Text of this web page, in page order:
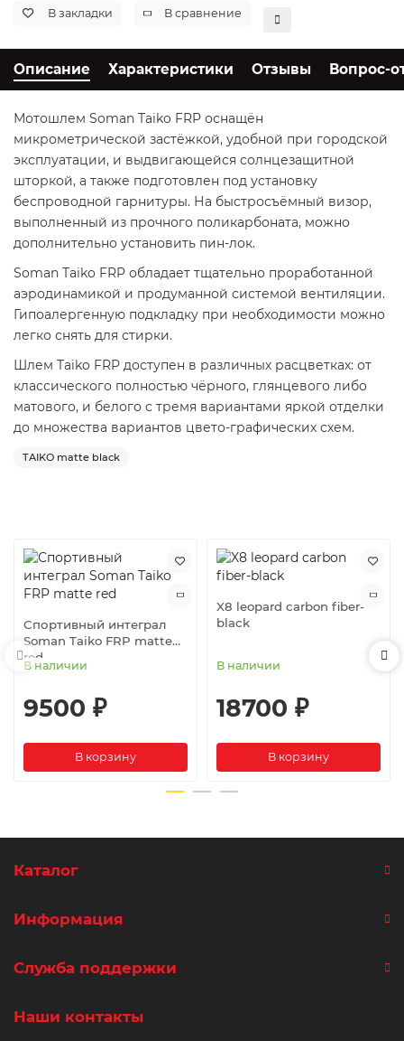
В закладки В сравнение
Описание Характеристики Отзывы Вопрос-
Мотошлем Soman Taiko FRP оснащён
микрометрической застёжкой, удобной при городской
эксплуатации, и выдвигающейся солнцезащитной
шторкой, а также подготовлен под установку
беспроводной гарнитуры. На быстросъёмный визор,
выполненный из прочного поликарбоната, можно
дополнительно установить пин-лок.
Soman Taiko FRP обладает тщательно проработанной
аэродинамикой и продуманной системой вентиляции.
Гипоалергенную подкладку при необходимости можно
легко снять для стирки.
Шлем Taiko FRP доступен в различных расцветках: от
классического полностью чёрного, глянцевого либо
матового, и белого с тремя вариантами яркой отделки
до множества вариантов цвето-графических схем.
TAIKO matte black
Спортивный интеграл
Soman Taiko FRP matte
red
В наличии
9500 ₽
В корзину
X8 leopard carbon fiber-
black
В наличии
18700 ₽
В корзину
Каталог
Информация
Служба поддержки
Наши контакты